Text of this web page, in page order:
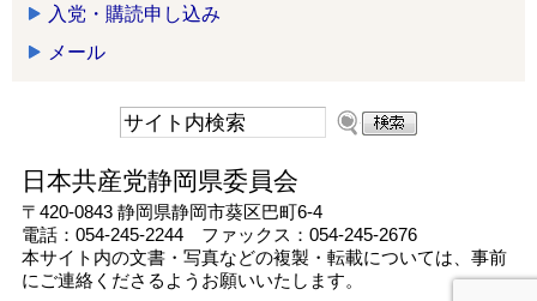
入党・購読申し込み
メール
日本共産党静岡県委員会
〒420-0843 静岡県静岡市葵区巴町6-4
電話：054-245-2244 ファックス：054-245-2676
本サイト内の文書・写真などの複製・転載については、事前
にご連絡くださるようお願いいたします。